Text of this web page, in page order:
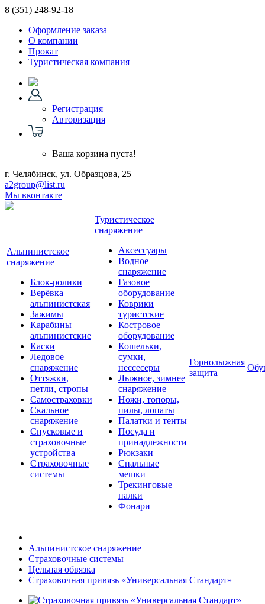
8 (351) 248-92-18
Оформление заказа
О компании
Прокат
Туристическая компания
Регистрация
Авторизация
Ваша корзина пуста!
г. Челябинск, ул. Образцова, 25
a2group@list.ru
Мы вконтакте
Альпинистское
снаряжение
Блок-ролики
Верёвка
альпинистская
Зажимы
Карабины
альпинистские
Каски
Ледовое
снаряжение
Оттяжки,
петли, стропы
Самостраховки
Скальное
снаряжение
Спусковые и
страховочные
устройства
Страховочные
системы
Туристическое
снаряжение
Аксессуары
Водное
снаряжение
Газовое
оборудование
Коврики
туристские
Костровое
оборудование
Кошельки,
сумки,
нессесеры
Лыжное, зимнее
снаряжение
Ножи, топоры,
пилы, лопаты
Палатки и тенты
Посуда и
принадлежности
Рюкзаки
Спальные
мешки
Трекинговые
палки
Фонари
Горнолыжная
защита
Альпинистское снаряжение
Страховочные системы
Цельная обвязка
Страховочная привязь «Универсальная Стандарт»